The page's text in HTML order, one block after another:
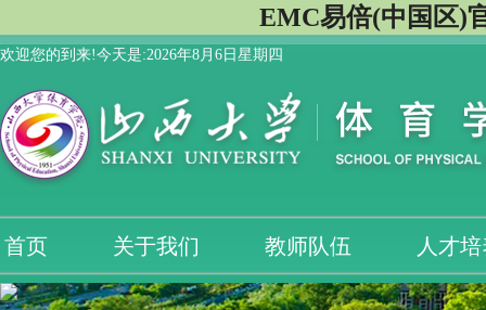
EMC易倍(中国区)
欢迎您的到来!今天是:2026年8月6日星期四
首页 关于我们 教师队伍 人才